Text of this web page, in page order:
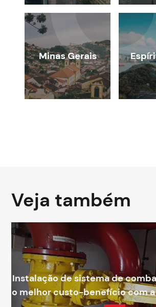
Veja também
Instalação de sistema de
o melhor custo-benefício com a